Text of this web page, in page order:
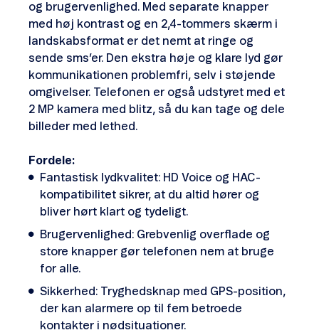
og brugervenlighed. Med separate knapper
med høj kontrast og en 2,4-tommers skærm i
landskabsformat er det nemt at ringe og
sende sms’er. Den ekstra høje og klare lyd gør
kommunikationen problemfri, selv i støjende
omgivelser. Telefonen er også udstyret med et
2 MP kamera med blitz, så du kan tage og dele
billeder med lethed.
Fordele:
Fantastisk lydkvalitet: HD Voice og HAC-
kompatibilitet sikrer, at du altid hører og
bliver hørt klart og tydeligt.
Brugervenlighed: Grebvenlig overflade og
store knapper gør telefonen nem at bruge
for alle.
Sikkerhed: Tryghedsknap med GPS-position,
der kan alarmere op til fem betroede
kontakter i nødsituationer.